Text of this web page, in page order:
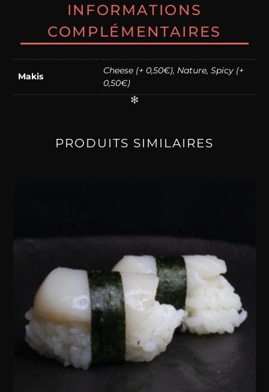
INFORMATIONS
COMPLÉMENTAIRES
Makis
Cheese (+ 0,50€), Nature, Spicy (+
0,50€)
✻
PRODUITS SIMILAIRES